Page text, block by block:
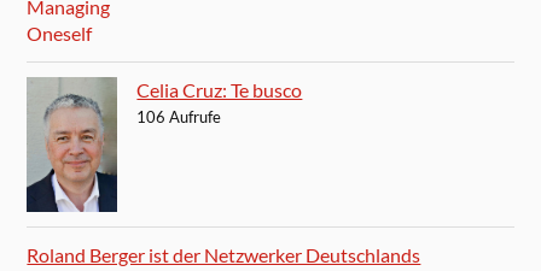
Celia Cruz: Te busco
106 Aufrufe
Roland Berger ist der Netzwerker Deutschlands